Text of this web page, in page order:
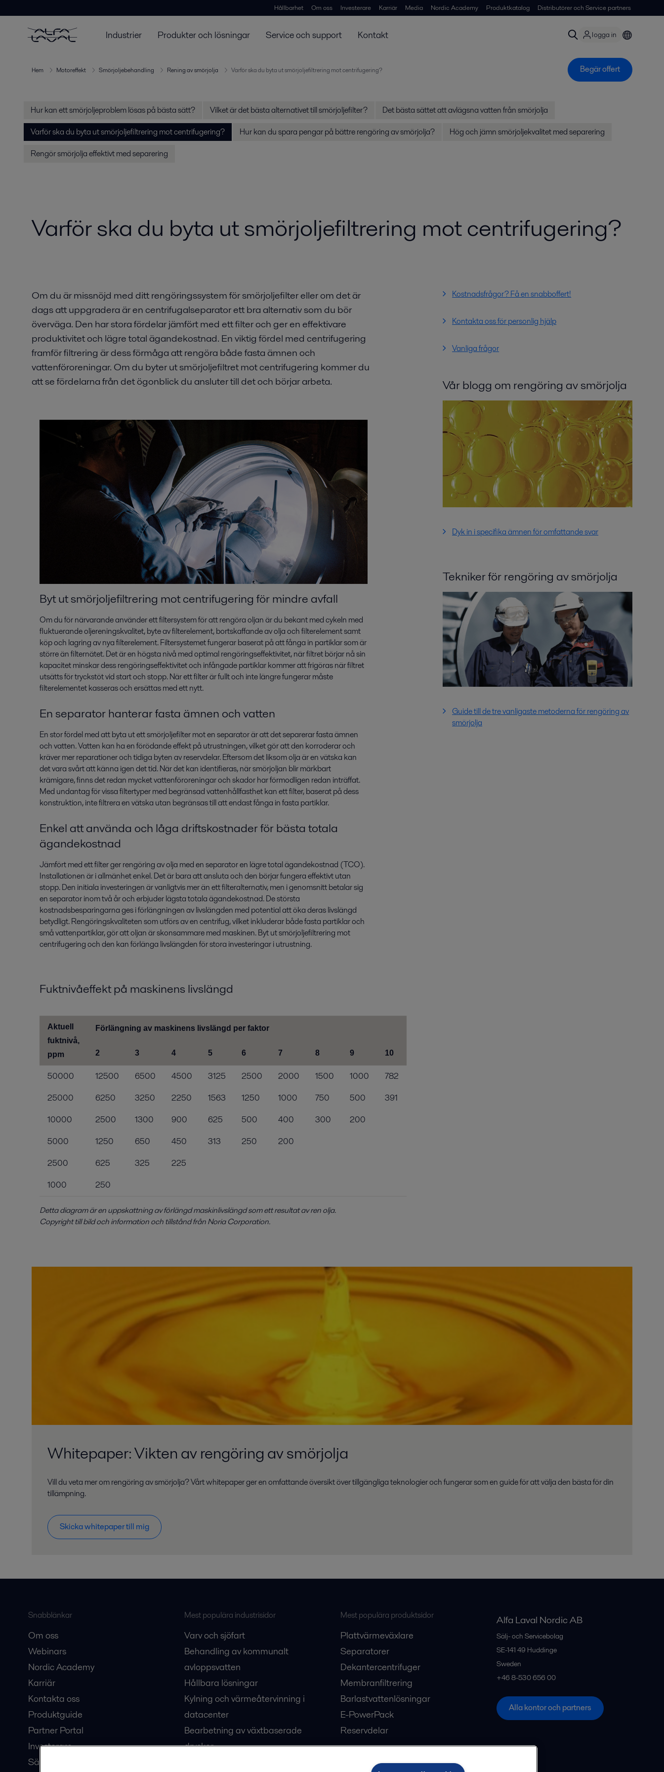
Hållbarhet Om oss Investerare Karriär Media Nordic Academy Produktkatalog Distributörer och Service partners
Industrier Produkter och lösningar Service och support Kontakt logga in
Hem Motoreffekt Smörjoljebehandling Rening av smörjolja Varför ska du byta ut smörjoljefiltrering mot centrifugering? Begär offert
Hur kan ett smörjoljeproblem lösas på bästa sätt? Vilket är det bästa alternativet till smörjoljefilter?
Det bästa sättet att avlägsna vatten från smörjolja
Varför ska du byta ut smörjoljefiltrering mot centrifugering?
Hur kan du spara pengar på bättre rengöring av smörjolja?
Hög och jämn smörjoljekvalitet med separering
Rengör smörjolja effektivt med separering
Varför ska du byta ut smörjoljefiltrering mot centrifugering?
Om du är missnöjd med ditt rengöringssystem för smörjoljefilter eller om det är
dags att uppgradera är en centrifugalseparator ett bra alternativ som du bör
överväga. Den har stora fördelar jämfört med ett filter och ger en effektivare
produktivitet och lägre total ägandekostnad. En viktig fördel med centrifugering
framför filtrering är dess förmåga att rengöra både fasta ämnen och
vattenföroreningar. Om du byter ut smörjoljefiltret mot centrifugering kommer du
att se fördelarna från det ögonblick du ansluter till det och börjar arbeta.
Byt ut smörjoljefiltrering mot centrifugering för mindre avfall
Om du för närvarande använder ett filtersystem för att rengöra oljan är du bekant med cykeln med
fluktuerande oljereningskvalitet, byte av filterelement, bortskaffande av olja och filterelement samt
köp och lagring av nya filterelement. Filtersystemet fungerar baserat på att fånga in partiklar som är
större än filternätet. Det är en högsta nivå med optimal rengöringseffektivitet, när filtret börjar nå sin
kapacitet minskar dess rengöringseffektivitet och infångade partiklar kommer att frigöras när filtret
utsätts för tryckstöt vid start och stopp. När ett filter är fullt och inte längre fungerar måste
filterelementet kasseras och ersättas med ett nytt.
En separator hanterar fasta ämnen och vatten
En stor fördel med att byta ut ett smörjoljefilter mot en separator är att det separerar fasta ämnen
och vatten. Vatten kan ha en förödande effekt på utrustningen, vilket gör att den korroderar och
kräver mer reparationer och tidiga byten av reservdelar. Eftersom det liksom olja är en vätska kan
det vara svårt att känna igen det tid. När det kan identifieras, när smörjoljan blir märkbart
krämigare, finns det redan mycket vattenföroreningar och skador har förmodligen redan inträffat.
Med undantag för vissa filtertyper med begränsad vattenhållfasthet kan ett filter, baserat på dess
konstruktion, inte filtrera en vätska utan begränsas till att endast fånga in fasta partiklar.
Enkel att använda och låga driftskostnader för bästa totala
ägandekostnad
Jämfört med ett filter ger rengöring av olja med en separator en lägre total ägandekostnad (TCO).
Installationen är i allmänhet enkel. Det är bara att ansluta och den börjar fungera effektivt utan
stopp. Den initiala investeringen är vanligtvis mer än ett filteralternativ, men i genomsnitt betalar sig
en separator inom två år och erbjuder lägsta totala ägandekostnad. De största
kostnadsbesparingarna ges i förlängningen av livslängden med potential att öka deras livslängd
betydligt. Rengöringskvaliteten som utförs av en centrifug, vilket inkluderar både fasta partiklar och
små vattenpartiklar, gör att oljan är skonsammare med maskinen. Byt ut smörjoljefiltrering mot
centrifugering och den kan förlänga livslängden för stora investeringar i utrustning.
Fuktnivåeffekt på maskinens livslängd
Aktuell
fuktnivå,
ppm
Förlängning av maskinens livslängd per faktor
2 3 4 5 6 7 8 9 10
50000 12500 6500 4500 3125 2500 2000 1500 1000
782
25000
6250 3250 2250 1563 1250 1000 750 500
391
10000
2500 1300 900 625 500 400 300
200
5000
1250 650 450 313 250
200
2500
625 325
225
1000
250
Detta diagram är en uppskattning av förlängd maskinlivslängd som ett resultat av ren olja.
Copyright till bild och information och tillstånd från Noria Corporation.
Kostnadsfrågor? Få en snabboffert!
Kontakta oss för personlig hjälp
Vanliga frågor
Vår blogg om rengöring av smörjolja
Dyk in i specifika ämnen för omfattande svar
Tekniker för rengöring av smörjolja
Guide till de tre vanligaste metoderna för rengöring av
smörjolja
Whitepaper: Vikten av rengöring av smörjolja
Vill du veta mer om rengöring av smörjolja? Vårt whitepaper ger en omfattande översikt över tillgängliga teknologier och fungerar som en guide för att välja den bästa för din
tillämpning.
Skicka whitepaper till mig
Snabblänkar
Om oss
Webinars
Nordic Academy
Karriär
Kontakta oss
Produktguide
Partner Portal
Investerare
Säkerhetsdatablad
Mest populära industrisidor
Varv och sjöfart
Behandling av kommunalt
avloppsvatten
Hållbara lösningar
Kylning och värmeåtervinning i
datacenter
Bearbetning av växtbaserade
drycker
Mest populära produktsidor
Plattvärmeväxlare
Separatorer
Dekantercentrifuger
Membranfiltrering
Barlastvattenlösningar
E-PowerPack
Reservdelar
Alfa Laval Nordic AB
Sälj- och Servicebolag
SE-141 49 Huddinge
Sweden
+46 8-530 656 00
Alla kontor och partners